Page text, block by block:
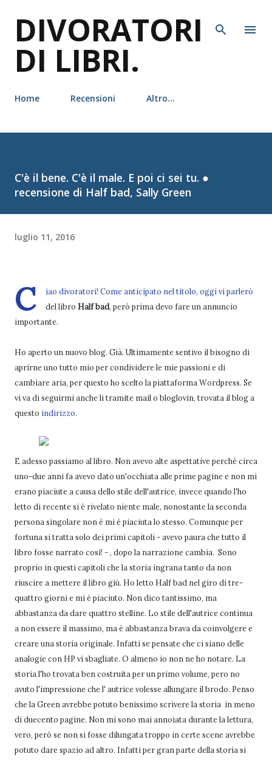
DIVORATORI
DI LIBRI.
Home Recensioni Altro…
C'è il bene. C'è il male. E poi ci sei tu. ●
recensione di Half bad, Sally Green
luglio 11, 2016
C
iao divoratori! Come anticipato nel titolo, oggi vi parlerò
del libro Half bad, però prima devo fare un annuncio
importante.
Ho aperto un nuovo blog. Già. Ultimamente sentivo il bisogno di
aprirne uno tutto mio per condividere le mie passioni e di
cambiare aria, per questo ho scelto la piattaforma Wordpress. Se
vi va di seguirmi anche li tramite mail o bloglovin, trovata il blog a
questo indirizzo.
E adesso passiamo al libro. Non avevo alte aspettative perché circa
uno-due anni fa avevo dato un'occhiata alle prime pagine e non mi
erano piaciute a causa dello stile dell'autrice, invece quando l'ho
letto di recente si è rivelato niente male, nonostante la seconda
persona singolare non è mi è piaciuta lo stesso. Comunque per
fortuna si tratta solo dei primi capitoli - avevo paura che tutto il
libro fosse narrato così! - , dopo la narrazione cambia. Sono
proprio in questi capitoli che la storia ingrana tanto da non
riuscire a mettere il libro giù. Ho letto Half bad nel giro di tre-
quattro giorni e mi è piaciuto. Non dico tantissimo, ma
abbastanza da dare quattro stelline. Lo stile dell'autrice continua
a non essere il massimo, ma è abbastanza brava da coinvolgere e
creare una storia originale. Infatti se pensate che ci siano delle
analogie con HP vi sbagliate. O almeno io non ne ho notare. La
storia l'ho trovata ben costruita per un primo volume, pero no
avuto l'impressione che l' autrice volesse allungare il brodo. Penso
che la Green avrebbe potuto benissimo scrivere la storia in meno
di duecento pagine. Non mi sono mai annoiata durante la lettura,
vero, però se non si fosse dilungata troppo in certe scene avrebbe
potuto dare spazio ad altro. Infatti per gran parte della storia si